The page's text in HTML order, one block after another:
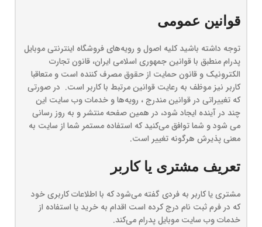
قوانین عمومی
توجه داشته باشید کلیه اصول و رویه‏‌های فروشگاه اینترنتی موبایل
پدرام منطبق با قوانین جمهوری اسلامی ایران، قانون تجارت
الکترونیک و قانون حمایت از حقوق مصرف کننده است و متعاقبا
کاربر نیز موظف به رعایت قوانین مرتبط با کاربر است. در صورتی
که تغییراتی در قوانین مندرج ، رویه‏‌ها و خدمات وب سایت این
چند در آینده ایجاد شود، در همین صفحه منتشر و به روز رسانی
می شود و شما توافق می‏‌کنید که استفاده مستمر شما از سایت به
معنی پذیرش هرگونه تغییر است.
تعریف مشتری یا کاربر
مشتری یا کاربر به فردی گفته می‌شود که با اطلاعات کاربری خود
که در فرم ثبت نام درج کرده است اقدام به خرید یا استفاده از
خدمات وب سایت موبایل پدرام می‌کند.